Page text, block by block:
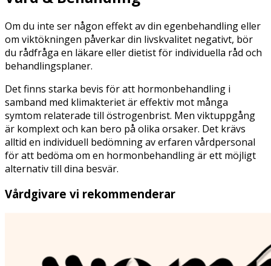
Om du inte ser någon effekt av din egenbehandling eller
om viktökningen påverkar din livskvalitet negativt, bör
du rådfråga en läkare eller dietist för individuella råd och
behandlingsplaner.
Det finns starka bevis för att hormonbehandling i
samband med klimakteriet är effektiv mot många
symtom relaterade till östrogenbrist. Men viktuppgång
är komplext och kan bero på olika orsaker. Det krävs
alltid en individuell bedömning av erfaren vårdpersonal
för att bedöma om en hormonbehandling är ett möjligt
alternativ till dina besvär.
Vårdgivare vi rekommenderar